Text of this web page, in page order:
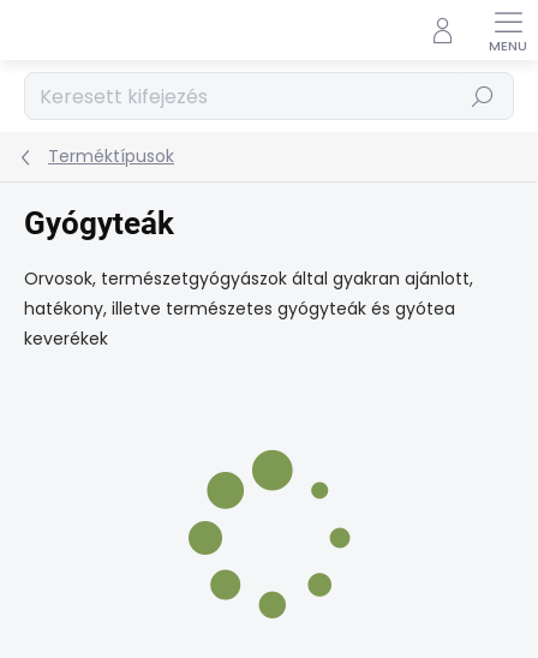
tartalomhoz
Keresés
Terméktípusok
Gyógyteák
Orvosok, természetgyógyászok által gyakran ajánlott,
hatékony, illetve természetes gyógyteák és gyótea
keverékek